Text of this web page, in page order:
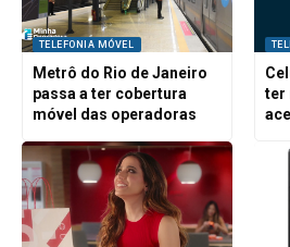
TELEFONIA MÓVEL
Metrô do Rio de Janeiro
passa a ter cobertura
móvel das operadoras
ter